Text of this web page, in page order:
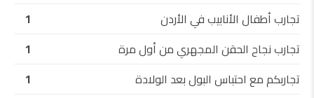
تجارب أطفال الأنابيب في الأردن
1
تجارب نجاح الحقن المجهري من أول مرة
1
تجاربكم مع احتباس البول بعد الولادة
1